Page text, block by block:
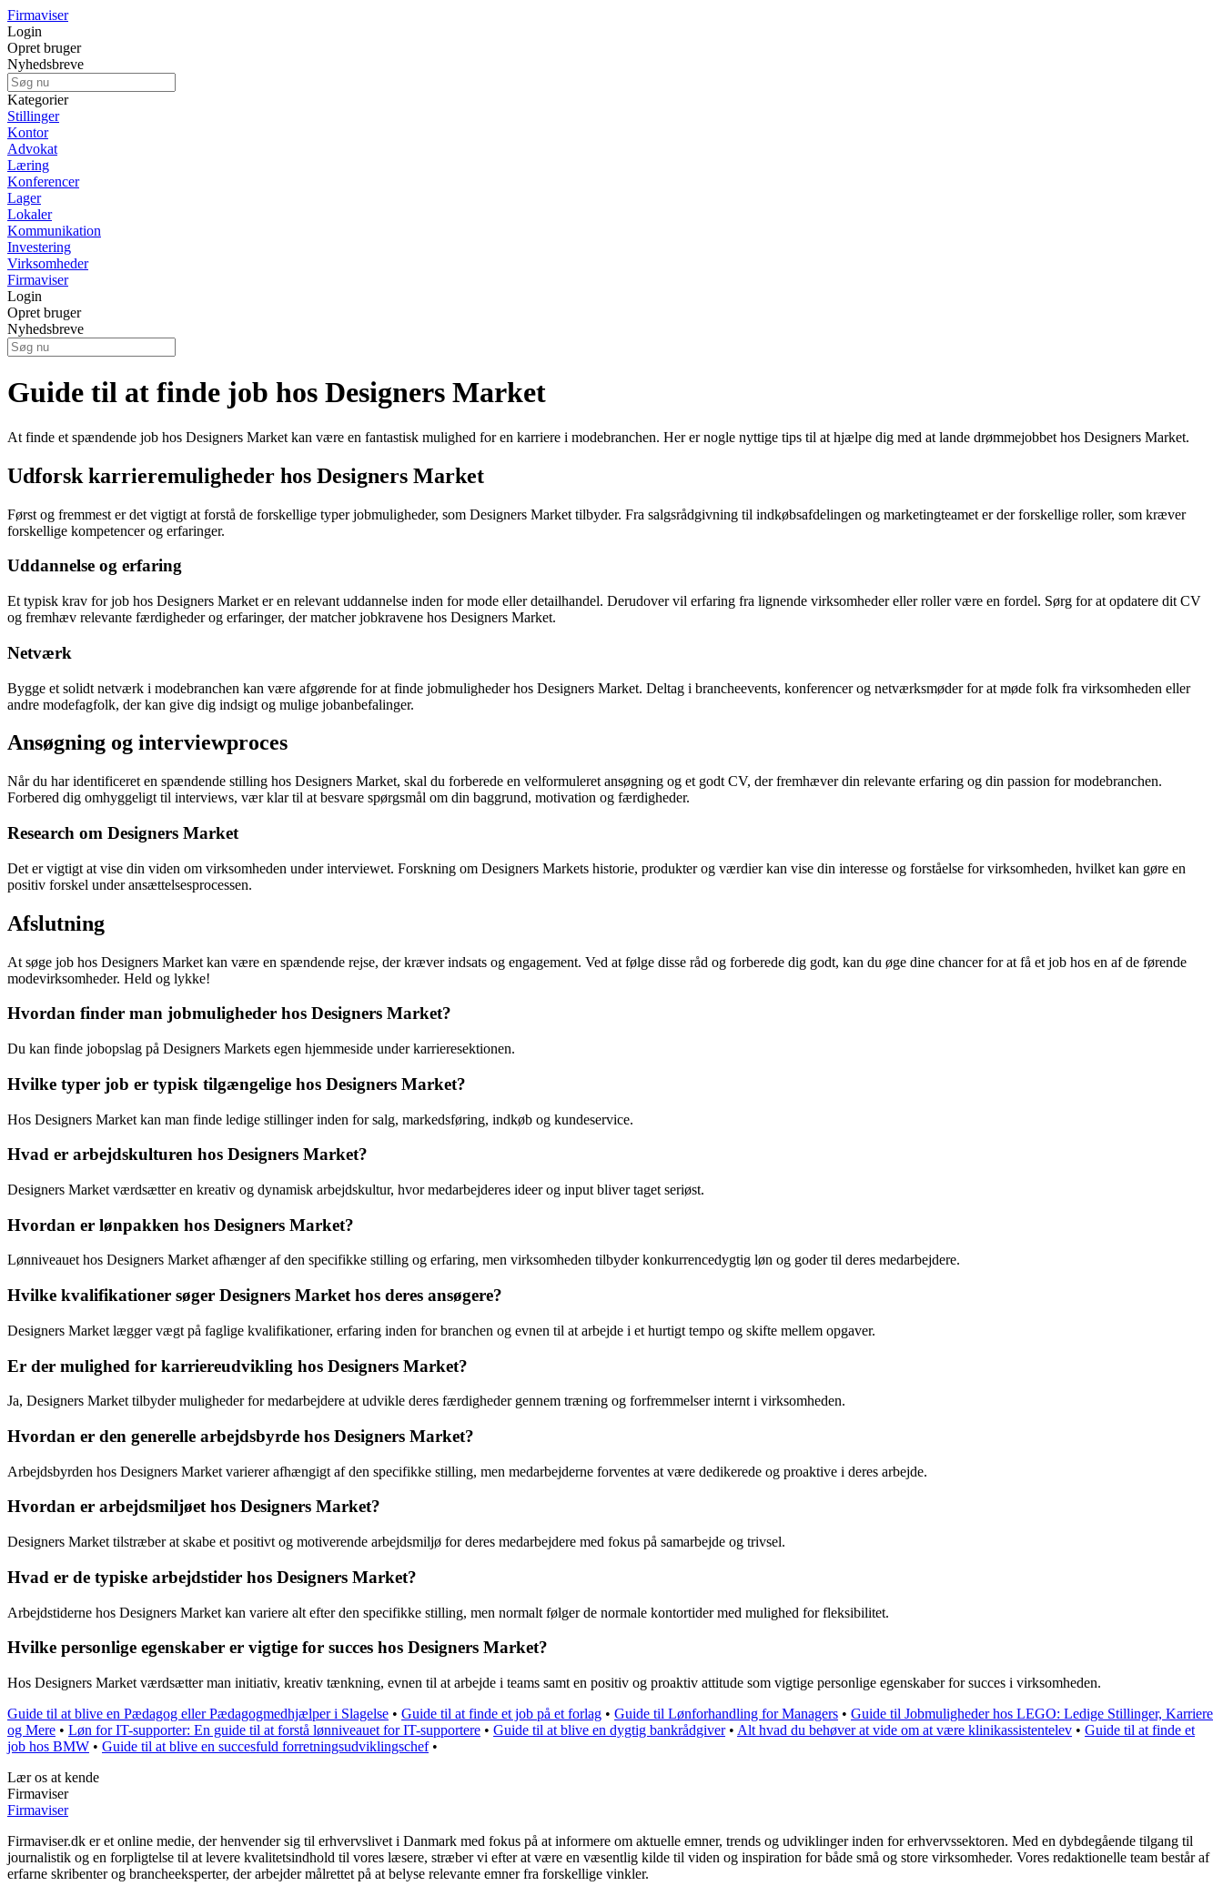
Firmaviser
Login
Opret bruger
Nyhedsbreve
Kategorier
Stillinger
Kontor
Advokat
Læring
Konferencer
Lager
Lokaler
Kommunikation
Investering
Virksomheder
Firmaviser
Login
Opret bruger
Nyhedsbreve
Guide til at finde job hos Designers Market
At finde et spændende job hos Designers Market kan være en fantastisk mulighed for en karriere i modebranchen. Her er nogle nyttige tips til at hjælpe dig med at lande drømmejobbet hos Designers Market.
Udforsk karrieremuligheder hos Designers Market
Først og fremmest er det vigtigt at forstå de forskellige typer jobmuligheder, som Designers Market tilbyder. Fra salgsrådgivning til indkøbsafdelingen og marketingteamet er der forskellige roller, som kræver
forskellige kompetencer og erfaringer.
Uddannelse og erfaring
Et typisk krav for job hos Designers Market er en relevant uddannelse inden for mode eller detailhandel. Derudover vil erfaring fra lignende virksomheder eller roller være en fordel. Sørg for at opdatere dit CV
og fremhæv relevante færdigheder og erfaringer, der matcher jobkravene hos Designers Market.
Netværk
Bygge et solidt netværk i modebranchen kan være afgørende for at finde jobmuligheder hos Designers Market. Deltag i brancheevents, konferencer og netværksmøder for at møde folk fra virksomheden eller
andre modefagfolk, der kan give dig indsigt og mulige jobanbefalinger.
Ansøgning og interviewproces
Når du har identificeret en spændende stilling hos Designers Market, skal du forberede en velformuleret ansøgning og et godt CV, der fremhæver din relevante erfaring og din passion for modebranchen.
Forbered dig omhyggeligt til interviews, vær klar til at besvare spørgsmål om din baggrund, motivation og færdigheder.
Research om Designers Market
Det er vigtigt at vise din viden om virksomheden under interviewet. Forskning om Designers Markets historie, produkter og værdier kan vise din interesse og forståelse for virksomheden, hvilket kan gøre en
positiv forskel under ansættelsesprocessen.
Afslutning
At søge job hos Designers Market kan være en spændende rejse, der kræver indsats og engagement. Ved at følge disse råd og forberede dig godt, kan du øge dine chancer for at få et job hos en af de førende
modevirksomheder. Held og lykke!
Hvordan finder man jobmuligheder hos Designers Market?
Du kan finde jobopslag på Designers Markets egen hjemmeside under karrieresektionen.
Hvilke typer job er typisk tilgængelige hos Designers Market?
Hos Designers Market kan man finde ledige stillinger inden for salg, markedsføring, indkøb og kundeservice.
Hvad er arbejdskulturen hos Designers Market?
Designers Market værdsætter en kreativ og dynamisk arbejdskultur, hvor medarbejderes ideer og input bliver taget seriøst.
Hvordan er lønpakken hos Designers Market?
Lønniveauet hos Designers Market afhænger af den specifikke stilling og erfaring, men virksomheden tilbyder konkurrencedygtig løn og goder til deres medarbejdere.
Hvilke kvalifikationer søger Designers Market hos deres ansøgere?
Designers Market lægger vægt på faglige kvalifikationer, erfaring inden for branchen og evnen til at arbejde i et hurtigt tempo og skifte mellem opgaver.
Er der mulighed for karriereudvikling hos Designers Market?
Ja, Designers Market tilbyder muligheder for medarbejdere at udvikle deres færdigheder gennem træning og forfremmelser internt i virksomheden.
Hvordan er den generelle arbejdsbyrde hos Designers Market?
Arbejdsbyrden hos Designers Market varierer afhængigt af den specifikke stilling, men medarbejderne forventes at være dedikerede og proaktive i deres arbejde.
Hvordan er arbejdsmiljøet hos Designers Market?
Designers Market tilstræber at skabe et positivt og motiverende arbejdsmiljø for deres medarbejdere med fokus på samarbejde og trivsel.
Hvad er de typiske arbejdstider hos Designers Market?
Arbejdstiderne hos Designers Market kan variere alt efter den specifikke stilling, men normalt følger de normale kontortider med mulighed for fleksibilitet.
Hvilke personlige egenskaber er vigtige for succes hos Designers Market?
Hos Designers Market værdsætter man initiativ, kreativ tænkning, evnen til at arbejde i teams samt en positiv og proaktiv attitude som vigtige personlige egenskaber for succes i virksomheden.
Guide til at blive en Pædagog eller Pædagogmedhjælper i Slagelse • Guide til at finde et job på et forlag • Guide til Lønforhandling for Managers • Guide til Jobmuligheder hos LEGO: Ledige Stillinger, Karriere
og Mere • Løn for IT-supporter: En guide til at forstå lønniveauet for IT-supportere • Guide til at blive en dygtig bankrådgiver• Alt hvad du behøver at vide om at være klinikassistentelev • Guide til at finde et
job hos BMW • Guide til at blive en succesfuld forretningsudviklingschef•
Lær os at kende
Firmaviser
Firmaviser
Firmaviser.dk er et online medie, der henvender sig til erhvervslivet i Danmark med fokus på at informere om aktuelle emner, trends og udviklinger inden for erhvervssektoren. Med en dybdegående tilgang til
journalistik og en forpligtelse til at levere kvalitetsindhold til vores læsere, stræber vi efter at være en væsentlig kilde til viden og inspiration for både små og store virksomheder. Vores redaktionelle team består af
erfarne skribenter og brancheeksperter, der arbejder målrettet på at belyse relevante emner fra forskellige vinkler.